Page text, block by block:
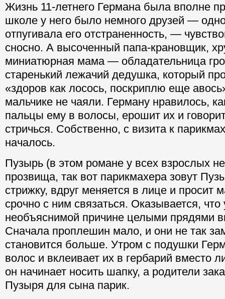
Жизнь 11-летнего Германа была вполне
школе у него было немного друзей —
отпугивала его отстраненность, —
сносно. А высоченный папа-крановщик,
миниатюрная мама — обладательница
старенький лежачий дедушка, который
«здоров как лосось, поскриплю еще
мальчике не чаяли. Герману нравилось,
пальцы ему в волосы, ерошит их и
стричься. Собственно, с визита к
началось.
Пузырь (в этом романе у всех взрослых
прозвища, так вот парикмахера зовут
стрижку, вдруг меняется в лице и просит
срочно с ним связаться. Оказывается, что
необъяснимой причине целыми прядями
Сначала проплешин мало, и они не так
становится больше. Утром с подушки
волос и вклеивает их в гербарий вместо
он начинает носить шапку, а родители
Пузыря для сына парик.